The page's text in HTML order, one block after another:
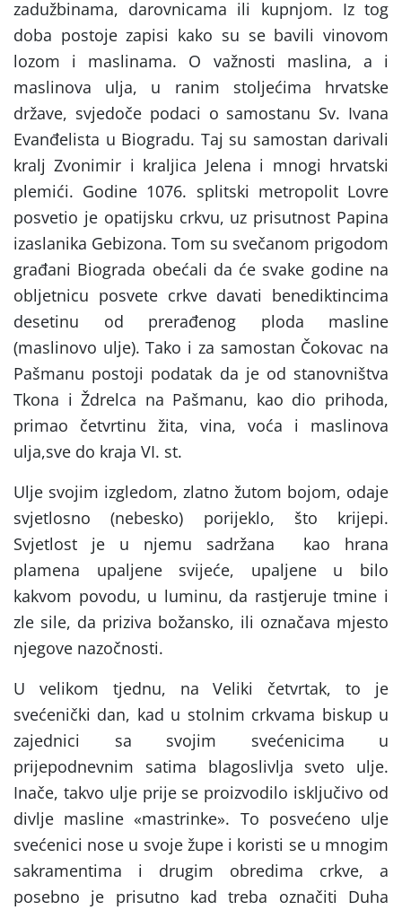
zadužbinama, darovnicama ili kupnjom. Iz tog
doba postoje zapisi kako su se bavili vinovom
lozom i maslinama. O važnosti maslina, a i
maslinova ulja, u ranim stoljećima hrvatske
države, svjedoče podaci o samostanu Sv. Ivana
Evanđelista u Biogradu. Taj su samostan darivali
kralj Zvonimir i kraljica Jelena i mnogi hrvatski
plemići. Godine 1076. splitski metropolit Lovre
posvetio je opatijsku crkvu, uz prisutnost Papina
izaslanika Gebizona. Tom su svečanom prigodom
građani Biograda obećali da će svake godine na
obljetnicu posvete crkve davati benediktincima
desetinu od prerađenog ploda masline
(maslinovo ulje). Tako i za samostan Čokovac na
Pašmanu postoji podatak da je od stanovništva
Tkona i Ždrelca na Pašmanu, kao dio prihoda,
primao četvrtinu žita, vina, voća i maslinova
ulja,sve do kraja VI. st.
Ulje svojim izgledom, zlatno žutom bojom, odaje
svjetlosno (nebesko) porijeklo, što krijepi.
Svjetlost je u njemu sadržana kao hrana
plamena upaljene svijeće, upaljene u bilo
kakvom povodu, u luminu, da rastjeruje tmine i
zle sile, da priziva božansko, ili označava mjesto
njegove nazočnosti.
U velikom tjednu, na Veliki četvrtak, to je
svećenički dan, kad u stolnim crkvama biskup u
zajednici sa svojim svećenicima u
prijepodnevnim satima blagoslivlja sveto ulje.
Inače, takvo ulje prije se proizvodilo isključivo od
divlje masline «mastrinke». To posvećeno ulje
svećenici nose u svoje župe i koristi se u mnogim
sakramentima i drugim obredima crkve, a
posebno je prisutno kad treba označiti Duha